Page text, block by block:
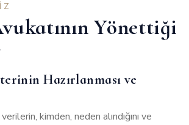
Yönettiği
Hazırlanması ve
kimden, neden alındığını ve